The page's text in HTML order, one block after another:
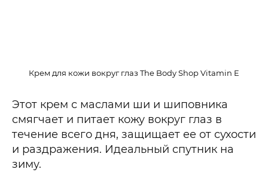
Крем для кожи вокруг глаз The Body Shop Vitamin E
Этот крем с маслами ши и шиповника
смягчает и питает кожу вокруг глаз в
течение всего дня, защищает ее от сухости
и раздражения. Идеальный спутник на
зиму.